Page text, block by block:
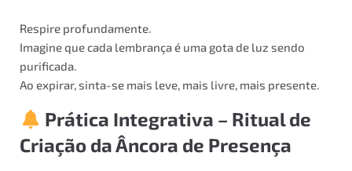
Respire profundamente.
Imagine que cada lembrança é uma gota de luz sendo
purificada.
Ao expirar, sinta-se mais leve, mais livre, mais presente.
Prática Integrativa – Ritual de
Criação da Âncora de Presença